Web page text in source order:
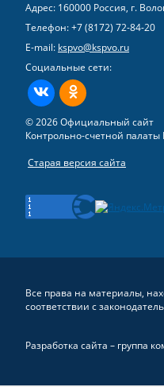
Адрес: 160000 Россия, г.
Телефон:+7 (8172) 72-84-20
E-mail: kspvo@kspvo.ru
Социальные сети:
ВКонтакте
© 2026 Официальный сайт
Контрольно-счетной палаты
Старая версия сайта
Все права на материалы,
соответствии с
Разработка сайта – группа